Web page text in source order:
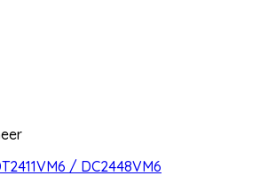
/ DC2448VM6